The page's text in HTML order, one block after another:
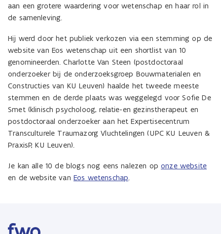
aan een grotere waardering voor wetenschap en haar rol in
de samenleving.
Hij werd door het publiek verkozen via een stemming op de
website van Eos wetenschap uit een shortlist van 10
genomineerden. Charlotte Van Steen (postdoctoraal
onderzoeker bij de onderzoeksgroep Bouwmaterialen en
Constructies van KU Leuven) haalde het tweede meeste
stemmen en de derde plaats was weggelegd voor Sofie De
Smet (klinisch psycholoog, relatie-en gezinstherapeut en
postdoctoraal onderzoeker aan het Expertisecentrum
Transculturele Traumazorg Vluchtelingen (UPC KU Leuven &
PraxisP, KU Leuven).
Je kan alle 10 de blogs nog eens nalezen oponze website
en de website van Eos wetenschap.